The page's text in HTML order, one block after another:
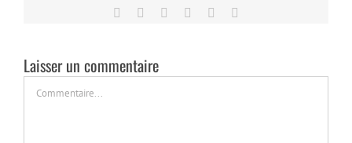
Facebook
TwitterLinkedIn
TumblrPinterest
Laisser un commentaire